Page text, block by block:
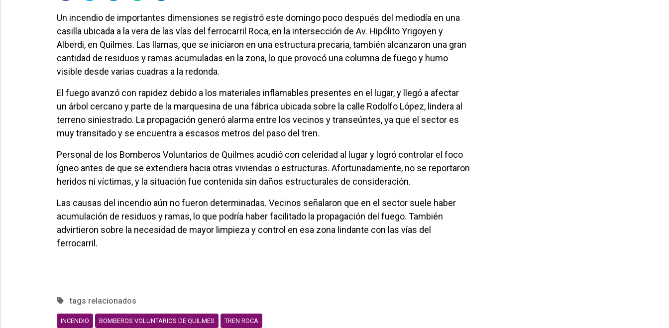
Un incendio de importantes dimensiones se registró este domingo poco después del mediodía en una
casilla ubicada a la vera de las vías del ferrocarril Roca, en la intersección de Av. Hipólito Yrigoyen y
Alberdi, en Quilmes. Las llamas, que se iniciaron en una estructura precaria, también alcanzaron una gran
cantidad de residuos y ramas acumuladas en la zona, lo que provocó una columna de fuego y humo
visible desde varias cuadras a la redonda.
El fuego avanzó con rapidez debido a los materiales inflamables presentes en el lugar, y llegó a afectar
un árbol cercano y parte de la marquesina de una fábrica ubicada sobre la calle Rodolfo López, lindera al
terreno siniestrado. La propagación generó alarma entre los vecinos y transeúntes, ya que el sector es
muy transitado y se encuentra a escasos metros del paso del tren.
Personal de los Bomberos Voluntarios de Quilmes acudió con celeridad al lugar y logró controlar el foco
ígneo antes de que se extendiera hacia otras viviendas o estructuras. Afortunadamente, no se reportaron
heridos ni víctimas, y la situación fue contenida sin daños estructurales de consideración.
Las causas del incendio aún no fueron determinadas. Vecinos señalaron que en el sector suele haber
acumulación de residuos y ramas, lo que podría haber facilitado la propagación del fuego. También
advirtieron sobre la necesidad de mayor limpieza y control en esa zona lindante con las vías del
ferrocarril.
tags relacionados
INCENDIO BOMBEROS VOLUNTARIOS DE QUILMES TREN ROCA